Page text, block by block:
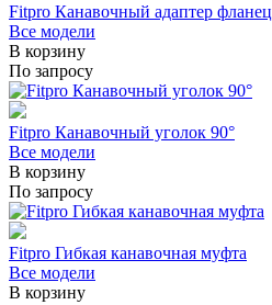
Fitpro Канавочный адаптер фланец
Все модели
В корзину
По запросу
Fitpro Канавочный уголок 90°
Все модели
В корзину
По запросу
Fitpro Гибкая канавочная муфта
Все модели
В корзину